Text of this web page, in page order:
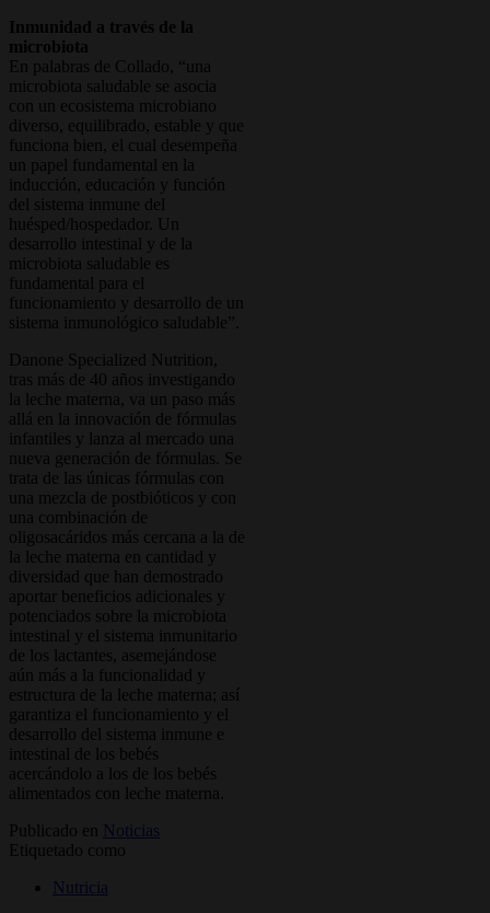
Inmunidad a través de la
microbiota
En palabras de Collado, “una
microbiota saludable se asocia
con un ecosistema microbiano
diverso, equilibrado, estable y que
funciona bien, el cual desempeña
un papel fundamental en la
inducción, educación y función
del sistema inmune del
huésped/hospedador. Un
desarrollo intestinal y de la
microbiota saludable es
fundamental para el
funcionamiento y desarrollo de un
sistema inmunológico saludable”.
Danone Specialized Nutrition,
tras más de 40 años investigando
la leche materna, va un paso más
allá en la innovación de fórmulas
infantiles y lanza al mercado una
nueva generación de fórmulas. Se
trata de las únicas fórmulas con
una mezcla de postbióticos y con
una combinación de
oligosacáridos más cercana a la de
la leche materna en cantidad y
diversidad que han demostrado
aportar beneficios adicionales y
potenciados sobre la microbiota
intestinal y el sistema inmunitario
de los lactantes, asemejándose
aún más a la funcionalidad y
estructura de la leche materna; así
garantiza el funcionamiento y el
desarrollo del sistema inmune e
intestinal de los bebés
acercándolo a los de los bebés
alimentados con leche materna.
Publicado en
Noticias
Etiquetado como
Nutricia